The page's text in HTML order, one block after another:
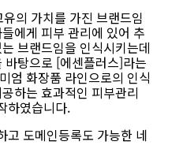
의 가치를 가진 브랜드임
에게 피부 관리에 있어 추
브랜드임을 인식시키는데
탕으로 [에센플러스]라는
엄 화장품 라인으로의 인식
하는 효과적인 피부관리
하였습니다.
고 도메인등록도 가능한 네